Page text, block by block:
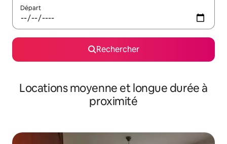
Départ
Rechercher
Locations moyenne et longue durée à
proximité